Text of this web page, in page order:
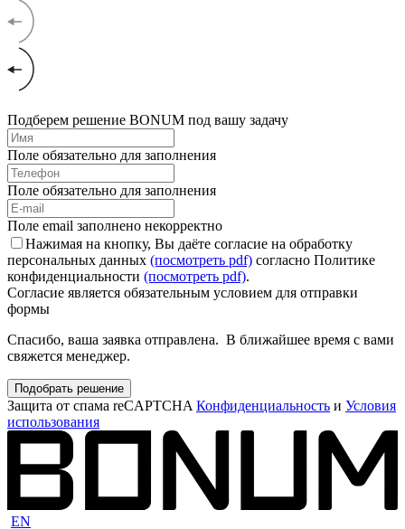
Подберем решение BONUM под вашу задачу
Поле обязательно для заполнения
Поле обязательно для заполнения
Поле email заполнено некорректно
Нажимая на кнопку, Вы даёте согласие на обработку
персональных данных (посмотреть pdf) согласно Политике
конфиденциальности (посмотреть pdf).
Согласие является обязательным условием для отправки
формы
Спасибо, ваша заявка отправлена. В ближайшее время с вами
свяжется менеджер.
Подобрать решение
Защита от спама reCAPTCHA Конфиденциальность и Условия
использования
EN